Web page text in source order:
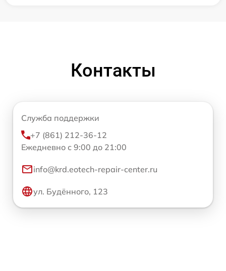
Контакты
Служба поддержки
+7 (861) 212-36-12
Ежедневно с 9:00 до 21:00
info@krd.eotech-repair-center.ru
ул. Будённого, 123